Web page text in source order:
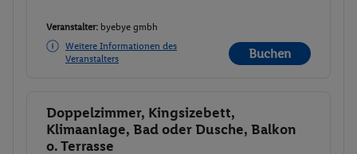
Veranstalter: byebye gmbh
Weitere Informationen des
Veranstalters
Buchen
Buchen
Doppelzimmer, Kingsizebett,
Klimaanlage, Bad oder Dusche, Balkon
o. Terrasse